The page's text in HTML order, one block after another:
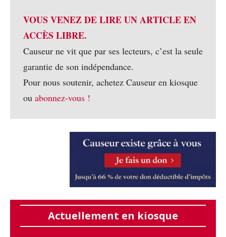
VOUS VENEZ DE LIRE UN ARTICLE EN
ACCÈS LIBRE.
Causeur ne vit que par ses lecteurs, c’est la seule
garantie de son indépendance.
Pour nous soutenir, achetez Causeur en kiosque
ou abonnez-vous !
Actuellement en kiosque